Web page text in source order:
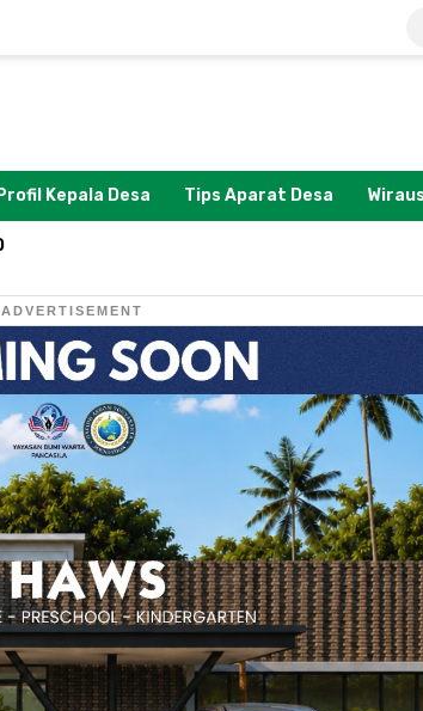
Profil Kepala Desa Tips Aparat Desa
ADVERTISEMENT